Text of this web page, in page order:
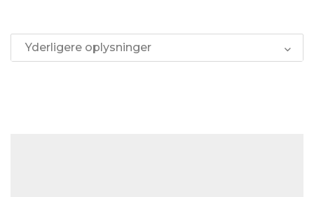
Yderligere oplysninger